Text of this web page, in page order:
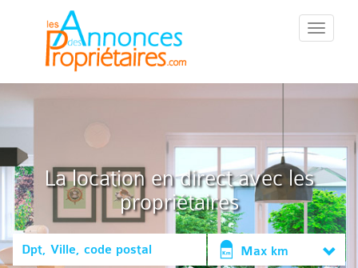
::Menu::
La location en direct avec les
propriétaires
Max km